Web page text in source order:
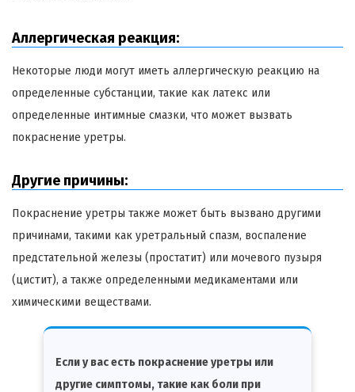
Аллергическая реакция:
Некоторые люди могут иметь аллергическую реакцию на
определенные субстанции, такие как латекс или
определенные интимные смазки, что может вызвать
покраснение уретры.
Другие причины:
Покраснение уретры также может быть вызвано другими
причинами, такими как уретральный спазм, воспаление
предстательной железы (простатит) или мочевого пузыря
(цистит), а также определенными медикаментами или
химическими веществами.
Если у вас есть покраснение уретры или
другие симптомы, такие как боли при